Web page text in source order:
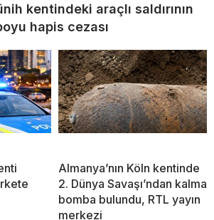
kentindeki araçlı saldırının
hapis cezası
Almanya’nın Köln kentinde
2. Dünya Savaşı’ndan kalma
bomba bulundu, RTL yayın
merkezi